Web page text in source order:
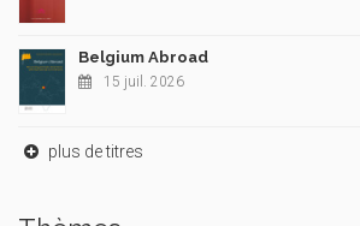
Belgium Abroad
15 juil. 2026
plus de titres